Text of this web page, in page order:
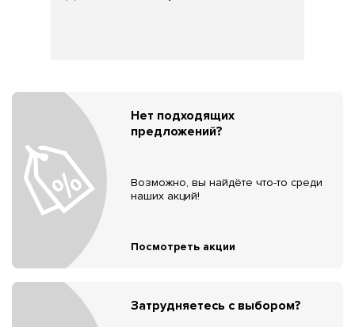
Нет подходящих
предложений?
Возможно, вы найдёте что-то среди
наших акций!
Посмотреть акции
Затрудняетесь с выбором?